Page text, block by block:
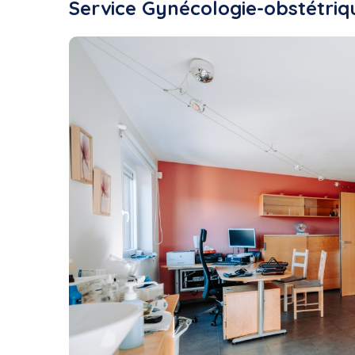
Service Gynécologie-